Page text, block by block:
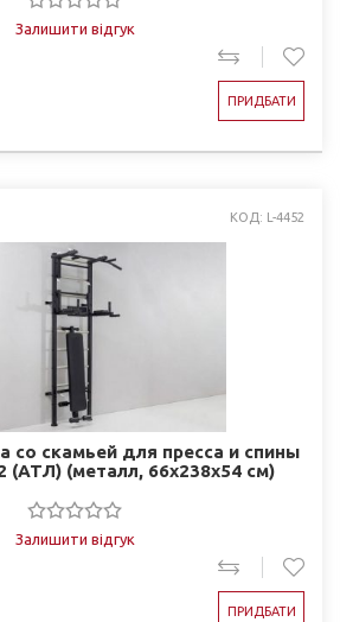
Залишити відгук
ПРИДБАТИ
КОД: L-4452
со скамьей для пресса и спины
(АТЛ) (металл, 66x238x54 см)
Залишити відгук
ПРИДБАТИ